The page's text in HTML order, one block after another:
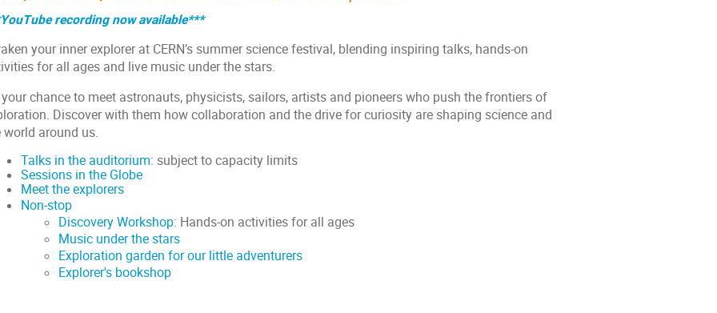
recording now available***
your inner explorer at CERN’s summer science festival, blending inspiring talks, hands-on
for all ages and live music under the stars.
your chance to meet astronauts, physicists, sailors, artists and pioneers who push the frontiers of
Discover with them how collaboration and the drive for curiosity are shaping science and
world around us.
Talks in the auditorium: subject to capacity limits
Sessions in the Globe
Meet the explorers
Non-stop
Discovery Workshop: Hands-on activities for all ages
Music under the stars
Exploration garden for our little adventurers
Explorer's bookshop